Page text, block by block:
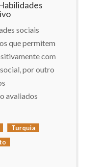
sociais
que permitem
com
por outro
avaliados
Turquia